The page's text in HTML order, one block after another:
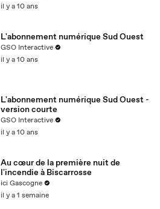
il y a 10 ans
L'abonnement numérique Sud Ouest
GSO Interactive
il y a 10 ans
L'abonnement numérique Sud Ouest -
version courte
GSO Interactive
il y a 10 ans
Au cœur de la première nuit de
l'incendie à Biscarrosse
ici Gascogne
il y a 1 semaine